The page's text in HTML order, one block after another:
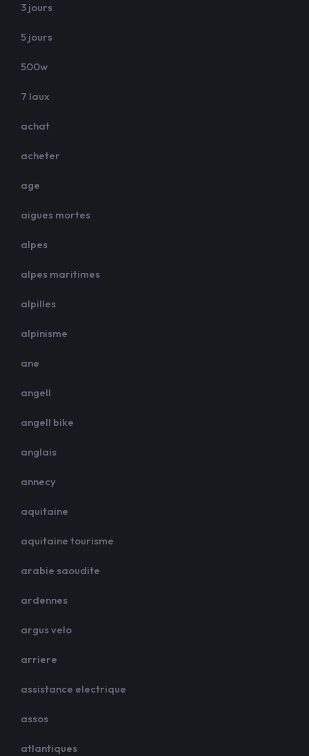
3 jours
5 jours
500w
7 laux
achat
acheter
age
aigues mortes
alpes
alpes maritimes
alpilles
alpinisme
ane
angell
angell bike
anglais
annecy
aquitaine
aquitaine tourisme
arabie saoudite
ardennes
argus velo
arriere
assistance electrique
assos
atlantiques